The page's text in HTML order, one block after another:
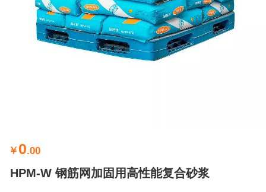
￥ 0.00
HPM-W 钢筋网加固用高性能复合砂浆